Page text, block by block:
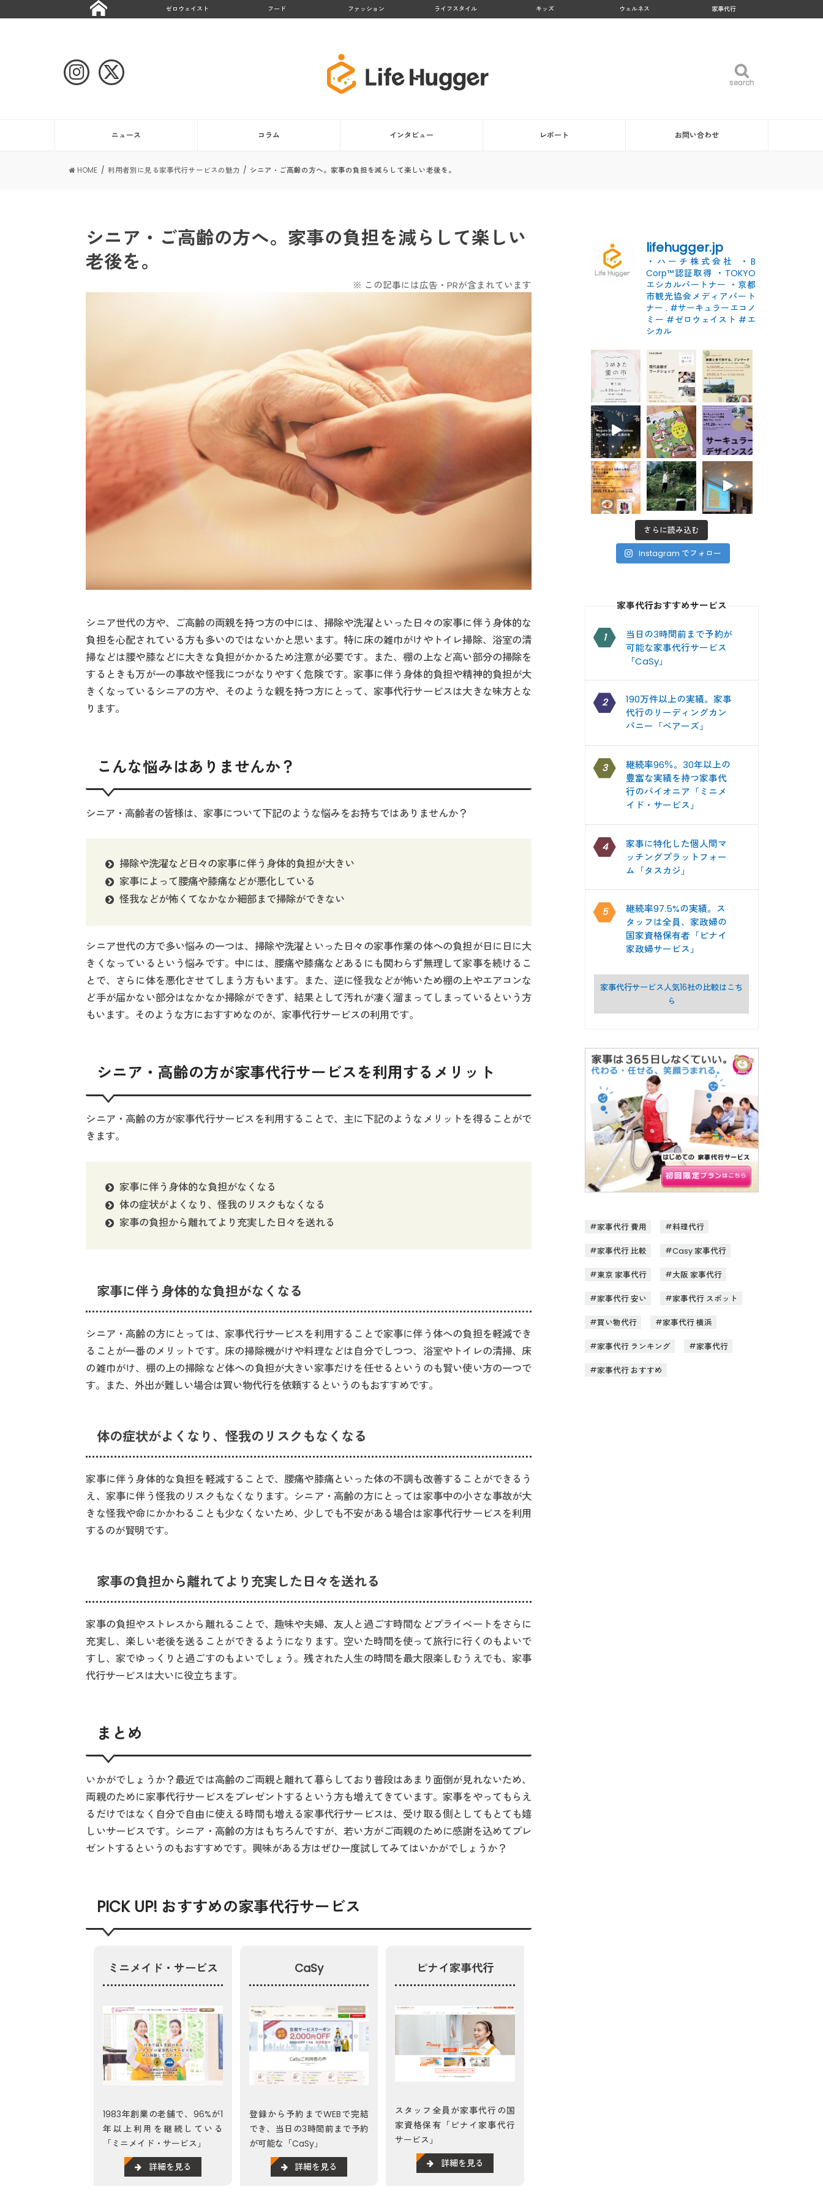
ゼロウェイスト フード ファッション ライフスタイル キッズ ウェルネス 家事代行
search
search
ニュース コラム インタビュー レポート お問い合わせ
HOME 利用者別に見る家事代行サービスの魅力 シニア・ご高齢の方へ。家事の負担を減らして楽しい老後を。
シニア・ご高齢の方へ。家事の負担を減らして楽しい
老後を。
※ この記事には広告・PRが含まれています
シニア世代の方や、ご高齢の両親を持つ方の中には、掃除や洗濯といった日々の家事に伴う身体的な
負担を心配されている方も多いのではないかと思います。特に床の雑巾がけやトイレ掃除、浴室の清
掃などは腰や膝などに大きな負担がかかるため注意が必要です。また、棚の上など高い部分の掃除を
するときも万が一の事故や怪我につがなりやすく危険です。家事に伴う身体的負担や精神的負担が大
きくなっているシニアの方や、そのような親を持つ方にとって、家事代行サービスは大きな味方とな
ります。
こんな悩みはありませんか？
シニア・高齢者の皆様は、家事について下記のような悩みをお持ちではありませんか？
掃除や洗濯など日々の家事に伴う身体的負担が大きい
家事によって腰痛や膝痛などが悪化している
怪我などが怖くてなかなか細部まで掃除ができない
シニア世代の方で多い悩みの一つは、掃除や洗濯といった日々の家事作業の体への負担が日に日に大
きくなっているという悩みです。中には、腰痛や膝痛などあるにも関わらず無理して家事を続けるこ
とで、さらに体を悪化させてしまう方もいます。また、逆に怪我などが怖いため棚の上やエアコンな
ど手が届かない部分はなかなか掃除ができず、結果として汚れが凄く溜まってしまっているという方
もいます。そのような方におすすめなのが、家事代行サービスの利用です。
シニア・高齢の方が家事代行サービスを利用するメリット
シニア・高齢の方が家事代行サービスを利用することで、主に下記のようなメリットを得ることがで
きます。
家事に伴う身体的な負担がなくなる
体の症状がよくなり、怪我のリスクもなくなる
家事の負担から離れてより充実した日々を送れる
家事に伴う身体的な負担がなくなる
シニア・高齢の方にとっては、家事代行サービスを利用することで家事に伴う体への負担を軽減でき
ることが一番のメリットです。床の掃除機がけや料理などは自分でしつつ、浴室やトイレの清掃、床
の雑巾がけ、棚の上の掃除など体への負担が大きい家事だけを任せるというのも賢い使い方の一つで
す。また、外出が難しい場合は買い物代行を依頼するというのもおすすめです。
体の症状がよくなり、怪我のリスクもなくなる
家事に伴う身体的な負担を軽減することで、腰痛や膝痛といった体の不調も改善することができるう
え、家事に伴う怪我のリスクもなくなります。シニア・高齢の方にとっては家事中の小さな事故が大
きな怪我や命にかかわることも少なくないため、少しでも不安がある場合は家事代行サービスを利用
するのが賢明です。
家事の負担から離れてより充実した日々を送れる
家事の負担やストレスから離れることで、趣味や夫婦、友人と過ごす時間などプライベートをさらに
充実し、楽しい老後を送ることができるようになります。空いた時間を使って旅行に行くのもよいで
すし、家でゆっくりと過ごすのもよいでしょう。残された人生の時間を最大限楽しむうえでも、家事
代行サービスは大いに役立ちます。
まとめ
いかがでしょうか？最近では高齢のご両親と離れて暮らしており普段はあまり面倒が見れないため、
両親のために家事代行サービスをプレゼントするという方も増えてきています。家事をやってもらえ
るだけではなく自分で自由に使える時間も増える家事代行サービスは、受け取る側としてもとても嬉
しいサービスです。シニア・高齢の方はもちろんですが、若い方がご両親のために感謝を込めてプレ
ゼントするというのもおすすめです。興味がある方はぜひ一度試してみてはいかがでしょうか？
PICK UP! おすすめの家事代行サービス
ミニメイド・サービス
1983年創業の老舗で、96%が1
年以上利用を継続している
「ミニメイド・サービス」
詳細を見る
CaSy
登録から予約までWEBで完結
でき、当日の3時間前まで予約
が可能な「CaSy」
詳細を見る
ピナイ家事代行
スタッフ全員が家事代行の国
家資格保有「ピナイ家事代行
サービス」
詳細を見る
lifehugger.jp
・ハーチ株式会社
・B
Corp™認証取得 ・TOKYO
エシカルパートナー ・京都
市観光協会メディアパート
ナー . #サーキュラーエコノ
ミー #ゼロウェイスト #エ
シカル
さらに読み込む
Instagram でフォロー
家事代行おすすめサービス
1
当日の3時間前まで予約が
可能な家事代行サービス
「CaSy」
2
190万件以上の実績。家事
代行のリーディングカン
パニー「ベアーズ」
3
継続率96％。30年以上の
豊富な実績を持つ家事代
行のパイオニア「ミニメ
イド・サービス」
4
家事に特化した個人間マ
ッチングプラットフォー
ム「タスカジ」
5
継続率97.5%の実績。ス
タッフは全員、家政婦の
国家資格保有者「ピナイ
家政婦サービス」
家事代行サービス人気16社の比較はこち
ら
家事代行 費用 料理代行
家事代行 比較 Casy 家事代行
東京 家事代行 大阪 家事代行
家事代行 安い 家事代行 スポット
買い物代行 家事代行 横浜
家事代行 ランキング 家事代行
家事代行 おすすめ